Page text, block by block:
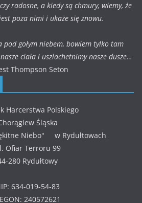
radosne, a kiedy są chmury, wiemy, że
poza nimi i ukaże się znowu.
pod gołym niebem, bowiem tylko tam
ciała i uszlachetnimy nasze dusze…
Thompson Seton
Harcerstwa Polskiego
Śląska
Niebo" w Rydułtowach
Ofiar Terroru 99
280 Rydułtowy
634-019-54-83
240572621